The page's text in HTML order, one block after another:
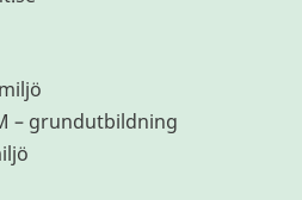
– grundutbildning